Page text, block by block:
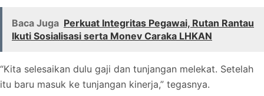
Baca Juga Perkuat Integritas Pegawai, Rutan Rantau
Ikuti Sosialisasi serta Monev Caraka LHKAN
“Kita selesaikan dulu gaji dan tunjangan melekat. Setelah
itu baru masuk ke tunjangan kinerja,” tegasnya.